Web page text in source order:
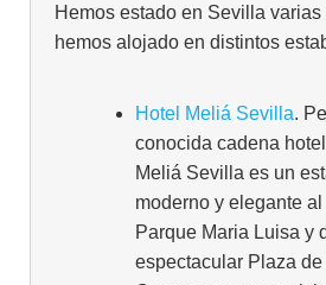
Hemos estado en Sevilla varias
hemos alojado en distintos
Hotel Meliá Sevilla.
conocida cadena
Meliá Sevilla es un
moderno y elegante al
Parque Maria Luisa y
espectacular Plaza de